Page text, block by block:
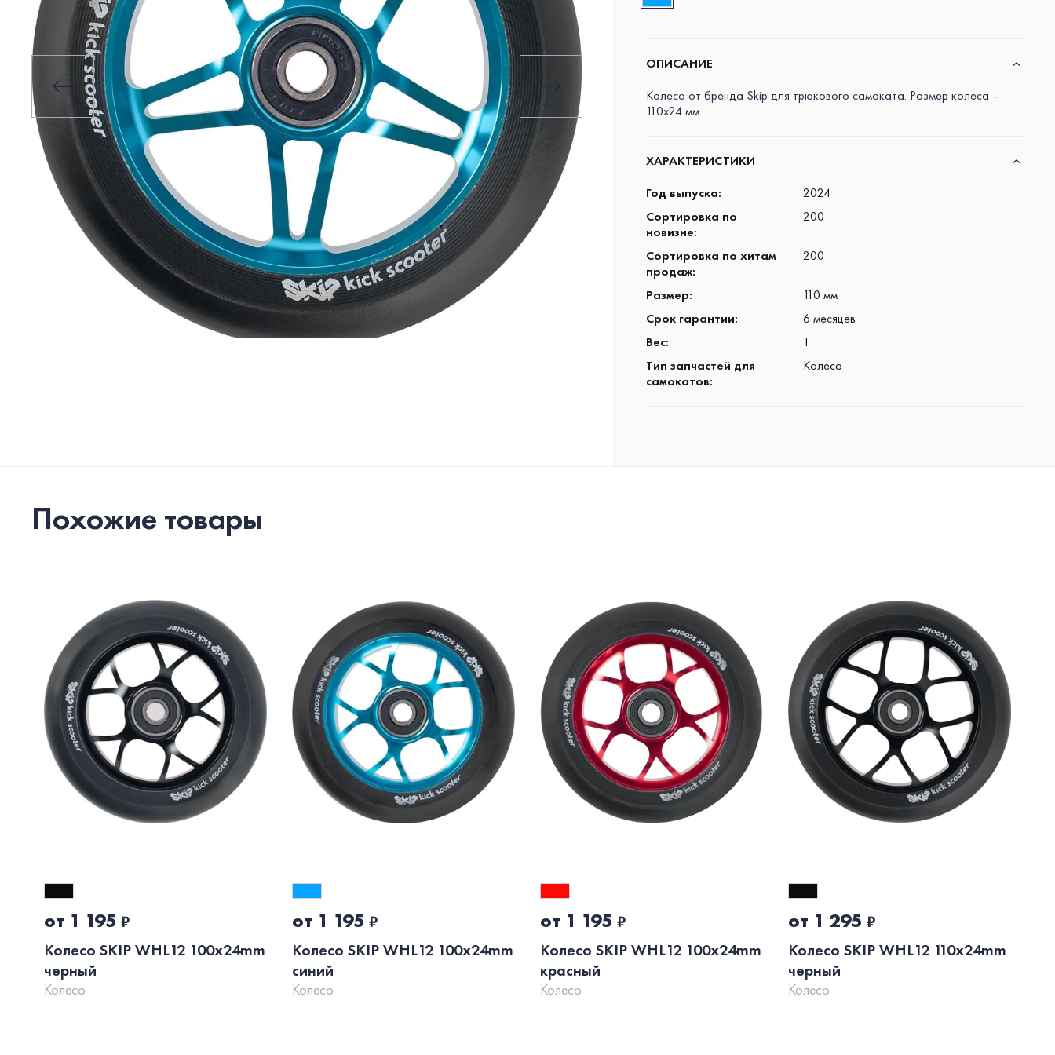
ОПИСАНИЕ
Колесо от бренда Skip для трюкового самоката. Размер колеса –
110x24 мм.
ХАРАКТЕРИСТИКИ
Год выпуска:
2024
Сортировка по
новизне:
200
Сортировка по хитам
продаж:
200
Размер:
110 мм
Срок гарантии:
6 месяцев
Вес:
1
Тип запчастей для
самокатов:
Колеса
Похожие товары
от 1 195 ₽
Колесо SKIP WHL12 100x24mm
черный
Колесо
от 1 195 ₽
Колесо SKIP WHL12 100x24mm
синий
Колесо
от 1 195 ₽
Колесо SKIP WHL12 100x24mm
красный
Колесо
от 1 295 ₽
Колесо SKIP WHL12 110x24mm
черный
Колесо